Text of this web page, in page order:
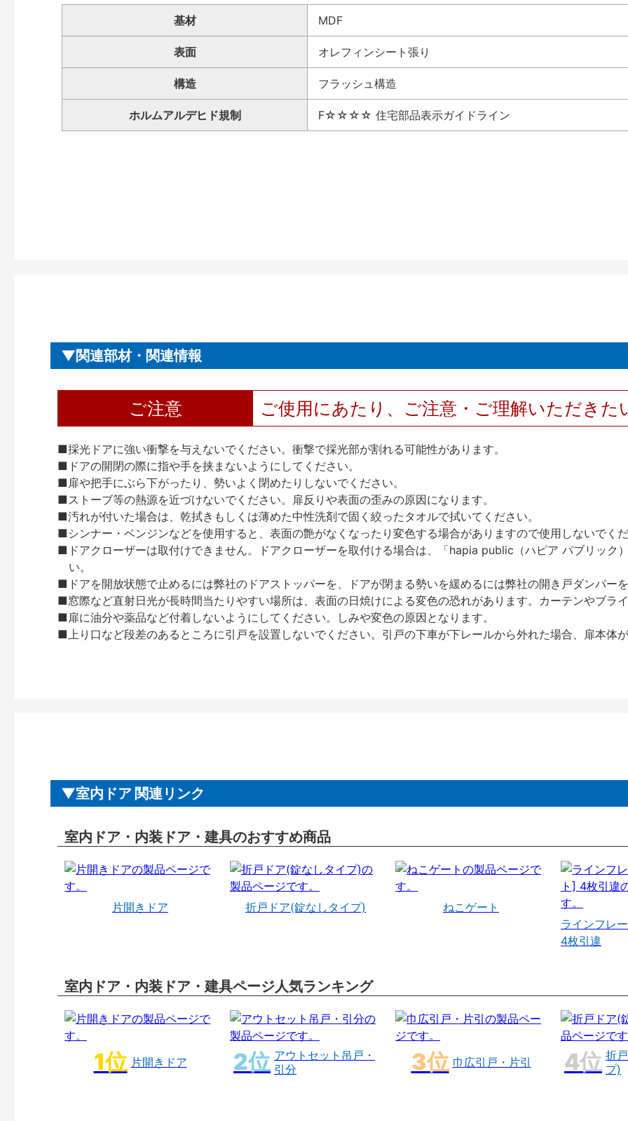
基材 MDF
表面 オレフィンシート張り
構造 フラッシュ構造
ホルムアルデヒド規制 F☆☆☆☆ 住宅部品表示ガイドライン
関連部材・関連情報
ご注意 ご使用にあたり、ご注意・ご理解いただきた
■採光ドアに強い衝撃を与えないでください。衝撃で採光部が割れる可能性があります。
■ドアの開閉の際に指や手を挟まないようにしてください。
■扉や把手にぶら下がったり、勢いよく閉めたりしないでください。
■ストーブ等の熱源を近づけないでください。扉反りや表面の歪みの原因になります。
■汚れが付いた場合は、乾拭きもしくは薄めた中性洗剤で固く絞ったタオルで拭いてください。
■シンナー・ベンジンなどを使用すると、表面の艶がなくなったり変色する場合がありますので使用しないでく
■ドアクローザーは取付けできません。ドアクローザーを取付ける場合は、「hapia public（ハピア パブリック
い。
■ドアを開放状態で止めるには弊社のドアストッパーを、ドアが閉まる勢いを緩めるには弊社の開き戸ダンパー
■窓際など直射日光が長時間当たりやすい場所は、表面の日焼けによる変色の恐れがあります。カーテンやブラ
■扉に油分や薬品など付着しないようにしてください。しみや変色の原因となります。
■上り口など段差のあるところに引戸を設置しないでください。引戸の下車が下レールから外れた場合、扉本体
室内ドア 関連リンク
室内ドア・内装ドア・建具のおすすめ商品
片開きドア 折戸ドア(錠なしタイプ)
ねこゲート
ラインフレ
4枚引違
室内ドア・内装ドア・建具ページ人気ランキング
片開きドア
アウトセット吊戸・
引分
巾広引戸・片引
折
プ)